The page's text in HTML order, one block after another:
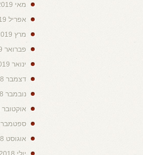
מאי 2019
אפריל 2019
מרץ 2019
פברואר 2019
ינואר 2019
דצמבר 2018
נובמבר 2018
אוקטובר 2018
ספטמבר 2018
אוגוסט 2018